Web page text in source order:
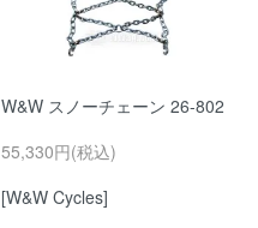
W&W スノーチェーン 26-802
55,330円(税込)
[W&W Cycles]